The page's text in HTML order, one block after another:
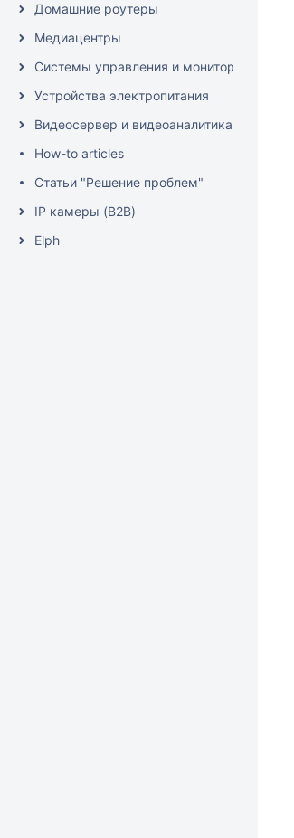
Домашние роутеры
Медиацентры
Системы управления и мониторинга
Устройства электропитания
Видеосервер и видеоаналитика (EVI)
How-to articles
Статьи "Решение проблем"
IP камеры (B2B)
Elph